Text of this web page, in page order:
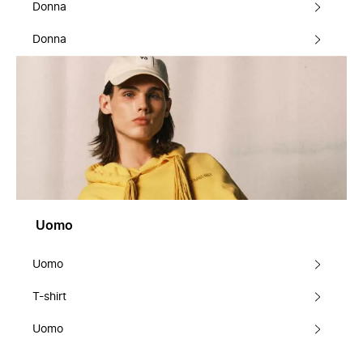
Donna
Donna
Uomo
Uomo
T-shirt
Uomo